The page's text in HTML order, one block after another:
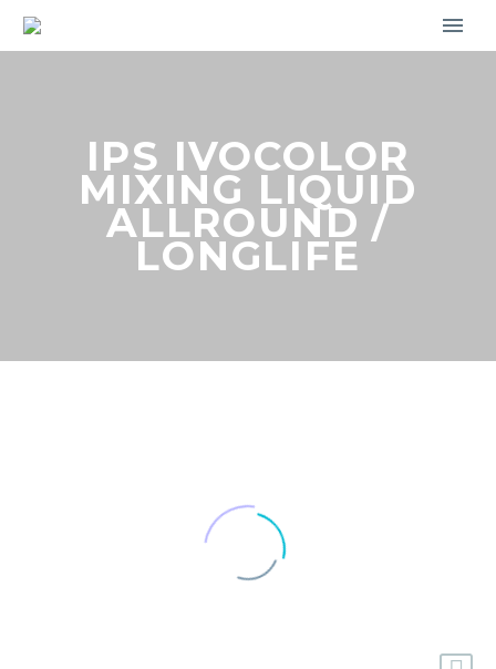
IPS IVOCOLOR
MIXING LIQUID
ALLROUND /
LONGLIFE